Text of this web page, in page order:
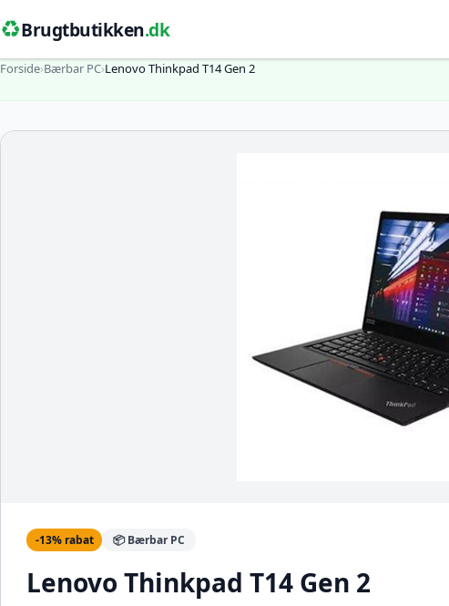
♻️Brugtbutikken.dk
Forside›Bærbar PC›Lenovo Thinkpad T14 Gen 2
-13% rabat 📦 Bærbar PC
Lenovo Thinkpad T14 Gen 2